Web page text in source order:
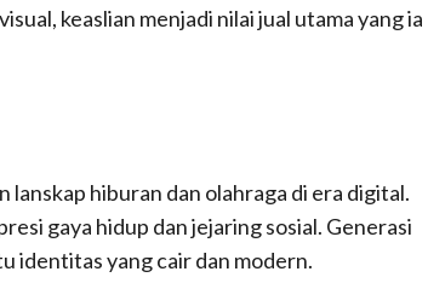
keaslian menjadi nilai jual utama yang ia
hiburan dan olahraga di era digital.
gaya hidup dan jejaring sosial. Generasi
identitas yang cair dan modern.